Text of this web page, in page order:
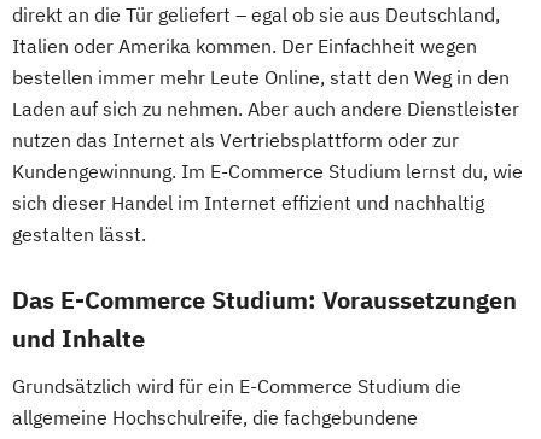
direkt an die Tür geliefert – egal ob sie aus Deutschland,
Italien oder Amerika kommen. Der Einfachheit wegen
bestellen immer mehr Leute Online, statt den Weg in den
Laden auf sich zu nehmen. Aber auch andere Dienstleister
nutzen das Internet als Vertriebsplattform oder zur
Kundengewinnung. Im E-Commerce Studium lernst du, wie
sich dieser Handel im Internet effizient und nachhaltig
gestalten lässt.
Das E-Commerce Studium: Voraussetzungen
und Inhalte
Grundsätzlich wird für ein E-Commerce Studium die
allgemeine Hochschulreife, die fachgebundene